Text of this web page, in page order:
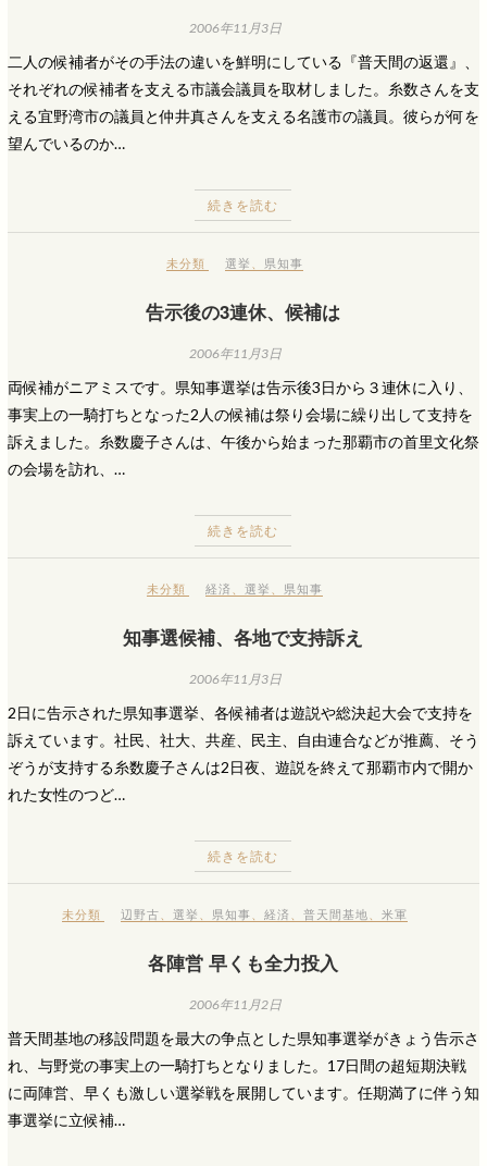
2006年11月3日
二人の候補者がその手法の違いを鮮明にしている『普天間の返還』、
それぞれの候補者を支える市議会議員を取材しました。糸数さんを支
える宜野湾市の議員と仲井真さんを支える名護市の議員。彼らが何を
望んでいるのか…
続きを読む
未分類 選挙 県知事
告示後の3連休、候補は
2006年11月3日
両候補がニアミスです。県知事選挙は告示後3日から３連休に入り、
事実上の一騎打ちとなった2人の候補は祭り会場に繰り出して支持を
訴えました。糸数慶子さんは、午後から始まった那覇市の首里文化祭
の会場を訪れ、…
続きを読む
未分類 経済 、選挙 県知事
知事選候補、各地で支持訴え
2006年11月3日
2日に告示された県知事選挙、各候補者は遊説や総決起大会で支持を
訴えています。社民、社大、共産、民主、自由連合などが推薦、そう
ぞうが支持する糸数慶子さんは2日夜、遊説を終えて那覇市内で開か
れた女性のつど…
続きを読む
未分類 辺野古 、選挙 県知事 、経済 、普天間基地 、米軍
各陣営 早くも全力投入
2006年11月2日
普天間基地の移設問題を最大の争点とした県知事選挙がきょう告示さ
れ、与野党の事実上の一騎打ちとなりました。17日間の超短期決戦
に両陣営、早くも激しい選挙戦を展開しています。任期満了に伴う知
事選挙に立候補…